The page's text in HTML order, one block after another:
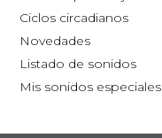
Ciclos circadianos
Novedades
Listado de sonidos
Mis sonidos especiales